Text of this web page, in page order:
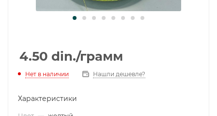
4.50 din./грамм
Нет в наличии Нашли дешевле?
Характеристики